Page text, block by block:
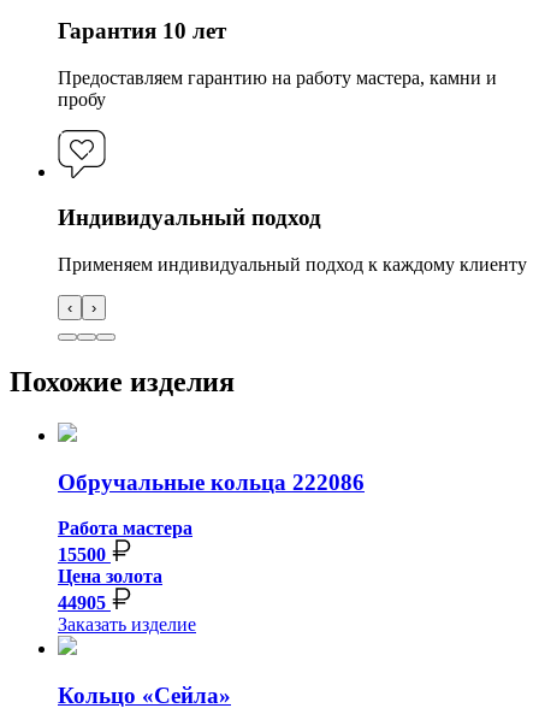
Гарантия 10 лет
Предоставляем гарантию на работу мастера, камни и
пробу
Индивидуальный подход
Применяем индивидуальный подход к каждому клиенту
‹ ›
Похожие изделия
Обручальные кольца 222086
Работа мастера
15500
Цена золота
44905
Заказать изделие
Кольцо «Сейла»